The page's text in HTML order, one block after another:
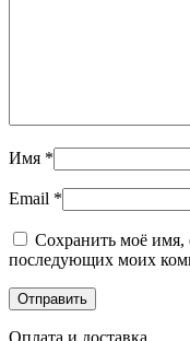
Имя *
Email *
Сохранить моё имя,
последующих моих
Оплата и доставка